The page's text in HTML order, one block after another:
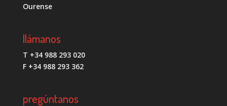
Ourense
llámanos
T +34 988 293 020
F +34 988 293 362
pregúntanos